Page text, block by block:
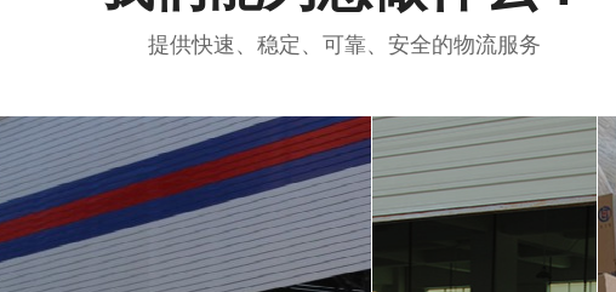
提供快速、稳定、可靠、安全的物流服务